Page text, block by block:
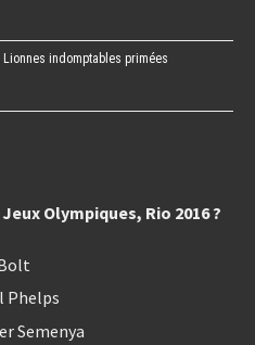
Lionnes indomptables primées
Olympiques, Rio 2016 ?
Phelps
Semenya